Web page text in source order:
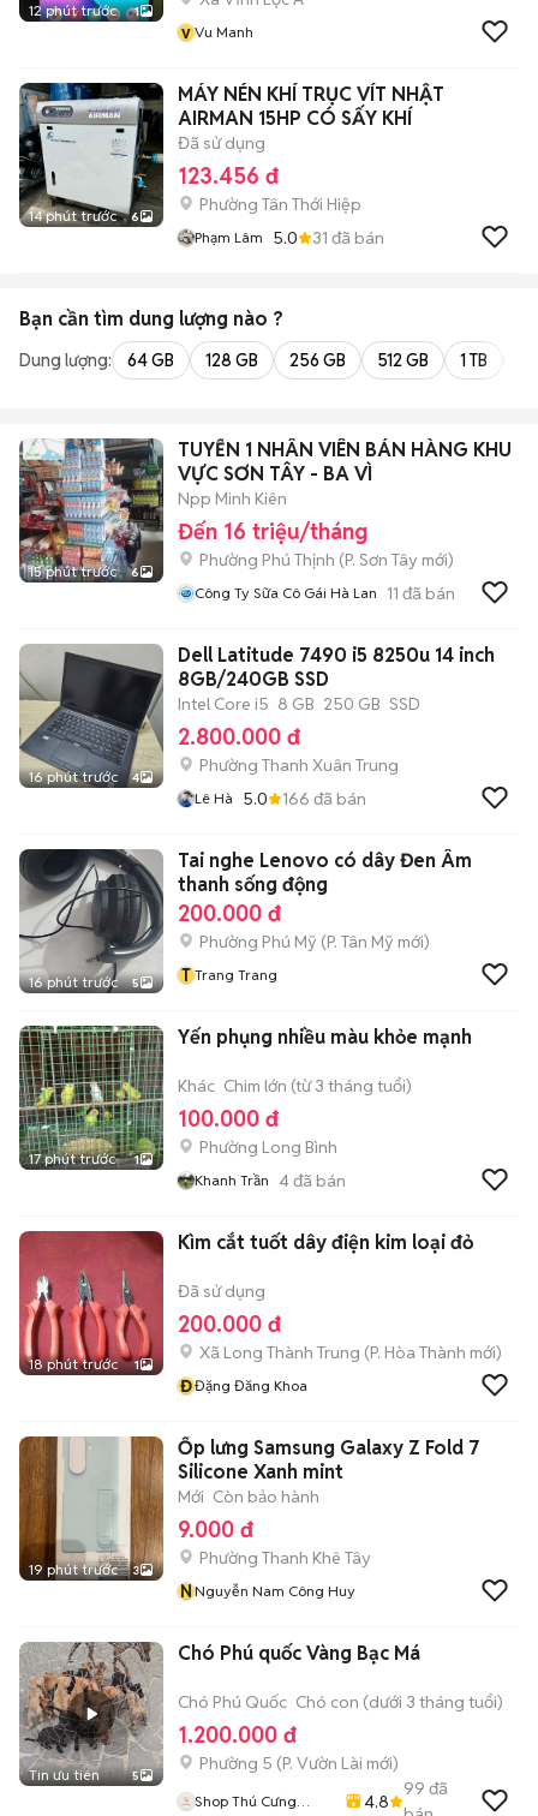
12 phút trước 1
v Vu Manh
14 phút trước 6
MÁY NÉN KHÍ TRỤC VÍT NHẬT
AIRMAN 15HP CÓ SẤY KHÍ
Đã sử dụng
123.456 đ
Phường Tân Thới Hiệp
Phạm Lâm 5.0 31 đã bán
Bạn cần tìm dung lượng nào ?
Dung lượng: 64 GB 128 GB 256 GB 512 GB 1 TB
15 phút trước 6
TUYỂN 1 NHÂN VIÊN BÁN HÀNG KHU
VỰC SƠN TÂY - BA VÌ
Npp Minh Kiên
Đến 16 triệu/tháng
Phường Phú Thịnh (P. Sơn Tây mới)
Công Ty Sữa Cô Gái Hà Lan 11 đã bán
16 phút trước 4
Dell Latitude 7490 i5 8250u 14 inch
8GB/240GB SSD
Intel Core i5 8 GB 250 GB SSD
2.800.000 đ
Phường Thanh Xuân Trung
Lê Hà 5.0 166 đã bán
16 phút trước 5
Tai nghe Lenovo có dây Đen Âm
thanh sống động
200.000 đ
Phường Phú Mỹ (P. Tân Mỹ mới)
T Trang Trang
17 phút trước 1
Yến phụng nhiều màu khỏe mạnh
Khác Chim lớn (từ 3 tháng tuổi)
100.000 đ
Phường Long Bình
Khanh Trần 4đã bán
18 phút trước 1
Kìm cắt tuốt dây điện kim loại đỏ
Đã sử dụng
200.000 đ
Xã Long Thành Trung (P. Hòa Thành mới)
ĐĐặng Đăng Khoa
19 phút trước 3
Ốp lưng Samsung Galaxy Z Fold 7
Silicone Xanh mint
Mới Còn bảo hành
9.000 đ
Phường Thanh Khê Tây
NNguyễn Nam Công Huy
Tin ưu tiên 5
Chó Phú quốc Vàng Bạc Má
Chó Phú Quốc Chó con (dưới 3 tháng tuổi)
1.200.000 đ
Phường 5 (P. Vườn Lài mới)
Shop Thú Cưng
4.8
99 đã